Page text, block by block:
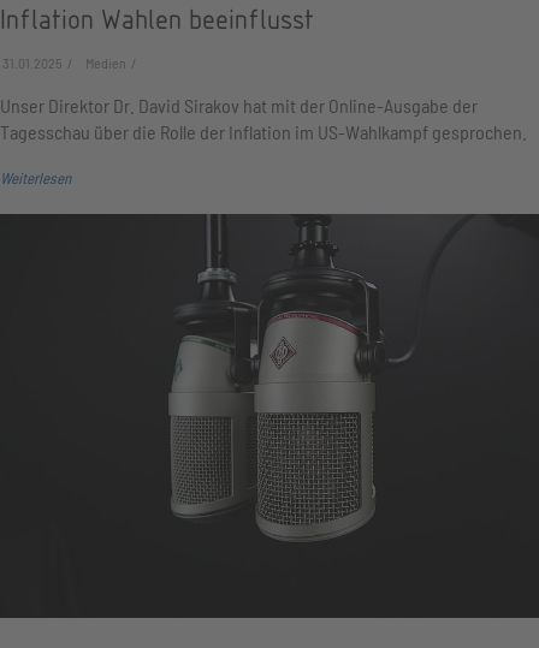
Inflation Wahlen beeinflusst
31.01.2025 Medien
Unser Direktor Dr. David Sirakov hat mit der Online-Ausgabe der
Tagesschau über die Rolle der Inflation im US-Wahlkampf gesprochen.
Weiterlesen